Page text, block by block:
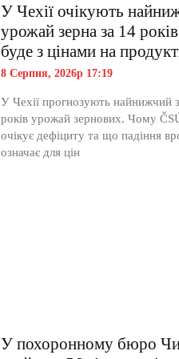
У Чехії очікують
урожай зерна за 14
буде з цінами на
8 Серпня, 2026р 17:19
У Чехії прогнозують найнижчий
років урожай зернових. Чому
очікує дефіциту та що падіння
означає для цін
У похоронному бюро